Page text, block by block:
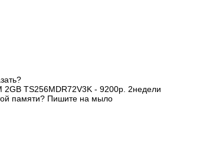
TS256MDR72V3K - 9200р. 2недели
памяти? Пишите на мыло